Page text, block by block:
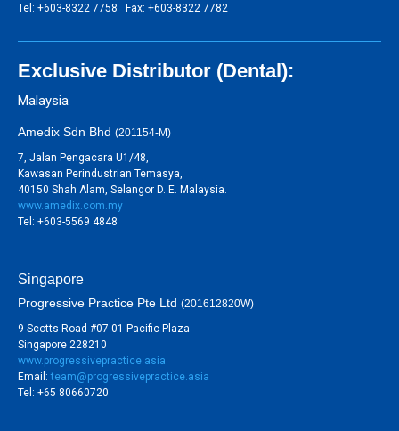
Tel: +603-8322 7758 Fax: +603-8322 7782
Exclusive Distributor (Dental):
Malaysia
Amedix Sdn Bhd (201154-M)
7, Jalan Pengacara U1/48,
Kawasan Perindustrian Temasya,
40150 Shah Alam, Selangor D. E. Malaysia.
www.amedix.com.my
Tel: +603-5569 4848
Singapore
Progressive Practice Pte Ltd (201612820W)
9 Scotts Road #07-01 Pacific Plaza
Singapore 228210
www.progressivepractice.asia
Email:team@progressivepractice.asia
Tel: +65 80660720